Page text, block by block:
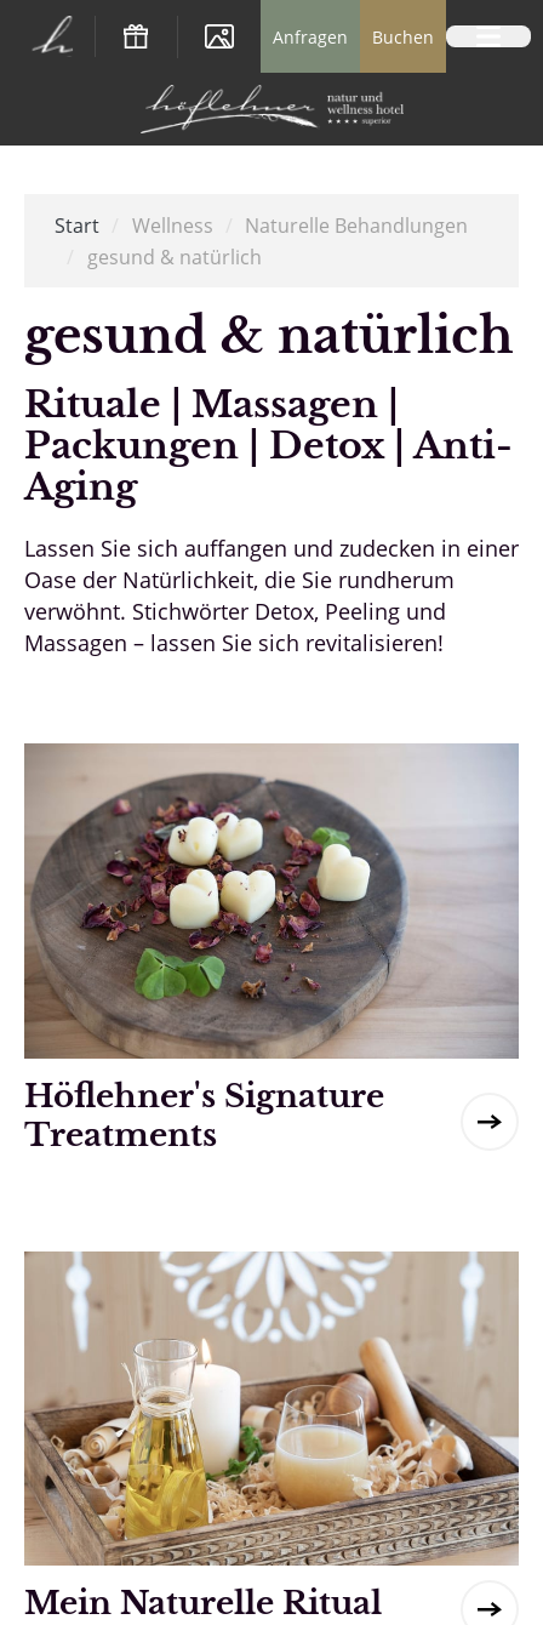
Logo Natur- und Wellnesshotel Höflehner
Anfragen Buchen
Start Wellness
Naturelle Behandlungen
gesund & natürlich
gesund & natürlich
Rituale | Massagen |
Packungen | Detox | Anti-
Aging
Lassen Sie sich auffangen und zudecken in einer
Oase der Natürlichkeit, die Sie rundherum
verwöhnt. Stichwörter Detox, Peeling und
Massagen – lassen Sie sich revitalisieren!
Höflehner's Signature
Treatments
Mein Naturelle Ritual